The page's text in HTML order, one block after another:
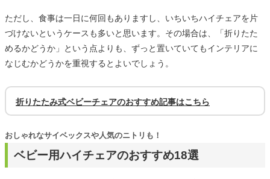
ただし、食事は一日に何回もありますし、いちいちハイチェアを片
づけないというケースも多いと思います。その場合は、「折りたた
めるかどうか」という点よりも、ずっと置いていてもインテリアに
なじむかどうかを重視するとよいでしょう。
折りたたみ式ベビーチェアのおすすめ記事はこちら
ベビー用ハイチェアのおすすめ18選
おしゃれなサイベックスや人気のニトリも！